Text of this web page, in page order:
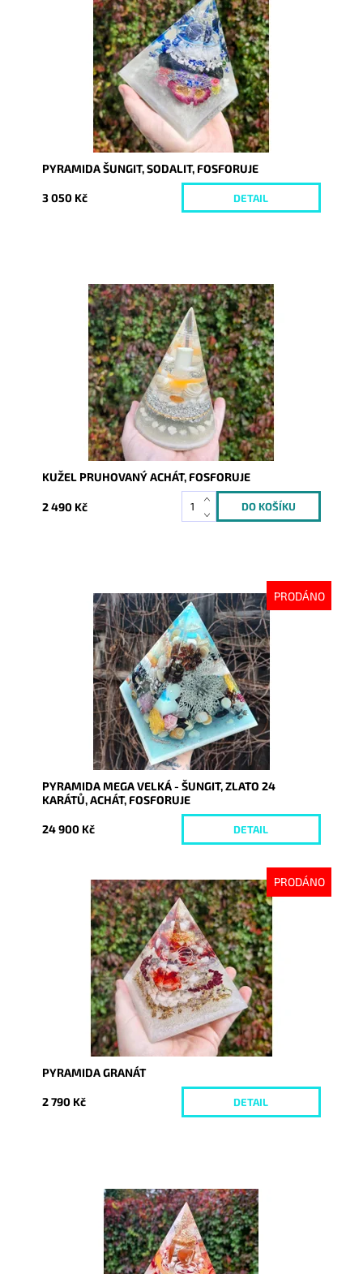
Dostupnost:
Vyprodáno
9958
PYRAMIDA ŠUNGIT, SODALIT, FOSFORUJE
3 050 Kč DETAIL
Dostupnost:
Skladem
9960
KUŽEL PRUHOVANÝ ACHÁT, FOSFORUJE
2 490 Kč
PRODÁNO
Dostupnost:
Vyprodáno
8363
PYRAMIDA MEGA VELKÁ - ŠUNGIT, ZLATO 24
KARÁTŮ, ACHÁT, FOSFORUJE
24 900 Kč DETAIL
PRODÁNO
Dostupnost:
Vyprodáno
9959
PYRAMIDA GRANÁT
2 790 Kč DETAIL
Dostupnost:
Skladem
9936